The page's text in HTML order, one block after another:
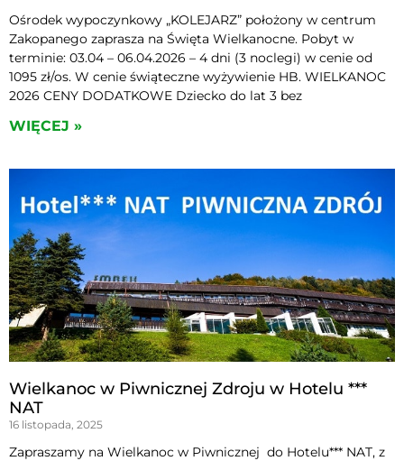
Ośrodek wypoczynkowy „KOLEJARZ” położony w centrum
Zakopanego zaprasza na Święta Wielkanocne. Pobyt w
terminie: 03.04 – 06.04.2026 – 4 dni (3 noclegi) w cenie od
1095 zł/os. W cenie świąteczne wyżywienie HB. WIELKANOC
2026 CENY DODATKOWE Dziecko do lat 3 bez
WIĘCEJ »
Wielkanoc w Piwnicznej Zdroju w Hotelu ***
NAT
16 listopada, 2025
Zapraszamy na Wielkanoc w Piwnicznej do Hotelu*** NAT, z